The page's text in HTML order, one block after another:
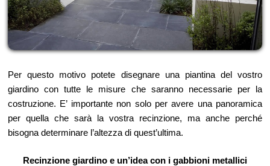
Per questo motivo potete disegnare una piantina del vostro
giardino con tutte le misure che saranno necessarie per la
costruzione. E’ importante non solo per avere una panoramica
per quella che sarà la vostra recinzione, ma anche perché
bisogna determinare l’altezza di quest’ultima.
Recinzione giardino e un’idea con i gabbioni metallici